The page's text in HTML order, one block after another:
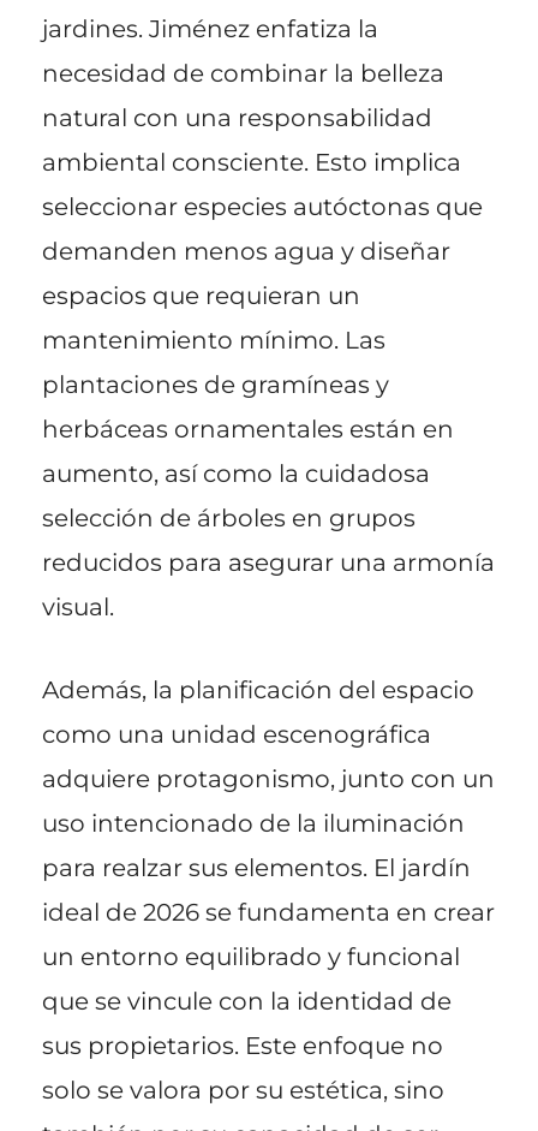
jardines. Jiménez enfatiza la
necesidad de combinar la belleza
natural con una responsabilidad
ambiental consciente. Esto implica
seleccionar especies autóctonas que
demanden menos agua y diseñar
espacios que requieran un
mantenimiento mínimo. Las
plantaciones de gramíneas y
herbáceas ornamentales están en
aumento, así como la cuidadosa
selección de árboles en grupos
reducidos para asegurar una armonía
visual.
Además, la planificación del espacio
como una unidad escenográfica
adquiere protagonismo, junto con un
uso intencionado de la iluminación
para realzar sus elementos. El jardín
ideal de 2026 se fundamenta en crear
un entorno equilibrado y funcional
que se vincule con la identidad de
sus propietarios. Este enfoque no
solo se valora por su estética, sino